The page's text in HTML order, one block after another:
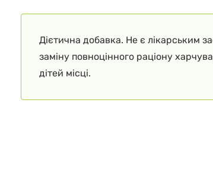
Дієтична добавка. Не є лікарським
заміну повноцінного раціону
дітей місці.